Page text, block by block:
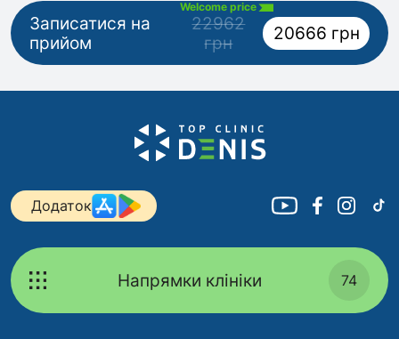
Записатися на
прийом
Welcome price
22962
грн
20666 грн
Додаток
Напрямки клініки 74